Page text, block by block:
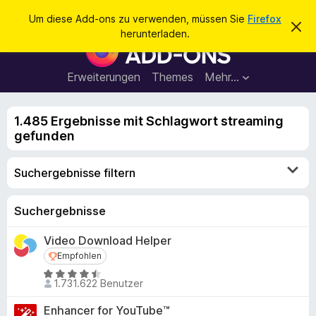
Um diese Add-ons zu verwenden, müssen Sie Firefox
herunterladen.
D
H
v
A
d
d
-
n
n
e
Erweiterungen Themes Mehr…
Anmelden
c
1.485 Ergebnisse mit Schlagwort streaming
gefunden
Suchergebnisse filtern
Suchergebnisse
Video Download Helper
Empfohlen
Empfohlen
B
e
w
1.731.622 Benutzer
Enhancer for YouTube™